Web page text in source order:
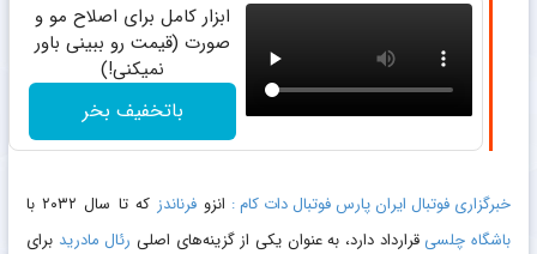
ابزار کامل برای اصلاح مو و
صورت (قیمت رو ببینی باور
نمیکنی!)
باتخفیف بخر
خبرگزاری فوتبال ایران پارس فوتبال دات کام : انزوفرناندز که تا سال ۲۰۳۲ با
باشگاه چلسی قرارداد دارد، به عنوان یکی از گزینه‌های اصلی رئال مادرید برای